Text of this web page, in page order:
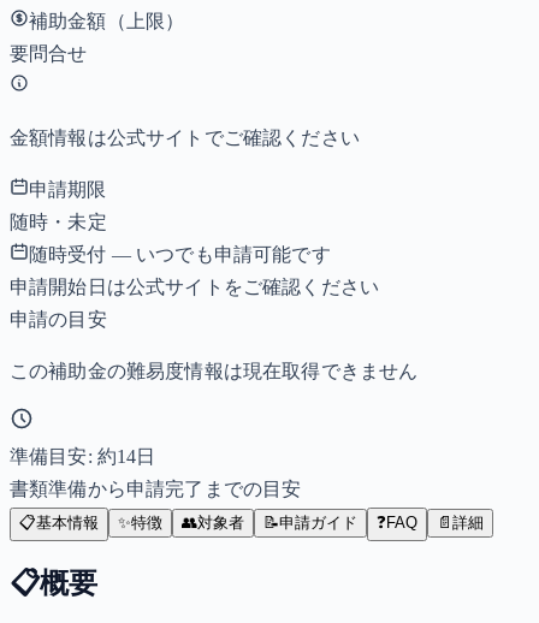
補助金額（上限）
要問合せ
金額情報は公式サイトでご確認ください
申請期限
随時・未定
随時受付 — いつでも申請可能です
申請開始日は公式サイトをご確認ください
申請の目安
この補助金の難易度情報は現在取得できません
準備目安: 約14日
書類準備から申請完了までの目安
📋基本情報 ✨特徴 👥対象者 📝申請ガイド ❓FAQ 📄 詳細
📋概要